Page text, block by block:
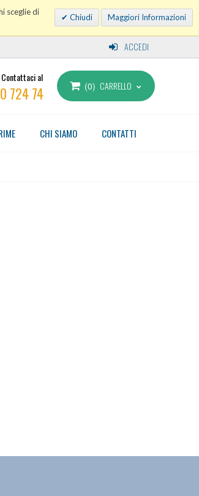
sceglie di
Chiudi Maggiori Informazioni
ACCEDI
Contattaci al
724 74 0 CARRELLO
CONTATTI
CHI SIAMO